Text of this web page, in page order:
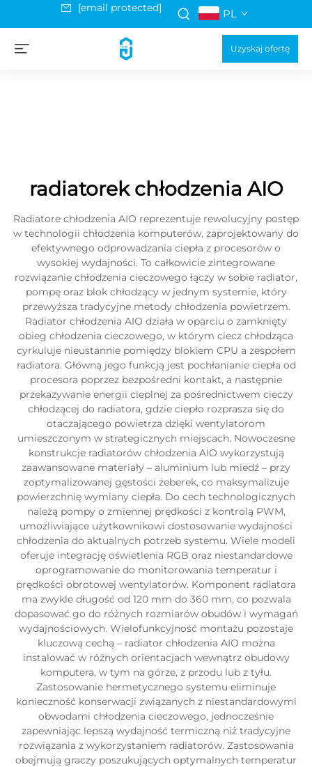
[email protected] PL
Uzyskaj ofertę
radiatorek chłodzenia AIO
Radiatore chłodzenia AIO reprezentuje rewolucyjny postęp
w technologii chłodzenia komputerów, zaprojektowany do
efektywnego odprowadzania ciepła z procesorów o
wysokiej wydajności. To całkowicie zintegrowane
rozwiązanie chłodzenia cieczowego łączy w sobie radiator,
pompę oraz blok chłodzący w jednym systemie, który
przewyższa tradycyjne metody chłodzenia powietrzem.
Radiator chłodzenia AIO działa w oparciu o zamknięty
obieg chłodzenia cieczowego, w którym ciecz chłodząca
cyrkuluje nieustannie pomiędzy blokiem CPU a zespołem
radiatora. Główną jego funkcją jest pochłanianie ciepła od
procesora poprzez bezpośredni kontakt, a następnie
przekazywanie energii cieplnej za pośrednictwem cieczy
chłodzącej do radiatora, gdzie ciepło rozprasza się do
otaczającego powietrza dzięki wentylatorom
umieszczonym w strategicznych miejscach. Nowoczesne
konstrukcje radiatorów chłodzenia AIO wykorzystują
zaawansowane materiały – aluminium lub miedź – przy
zoptymalizowanej gęstości żeberek, co maksymalizuje
powierzchnię wymiany ciepła. Do cech technologicznych
należą pompy o zmiennej prędkości z kontrolą PWM,
umożliwiające użytkownikowi dostosowanie wydajności
chłodzenia do aktualnych potrzeb systemu. Wiele modeli
oferuje integrację oświetlenia RGB oraz niestandardowe
oprogramowanie do monitorowania temperatur i
prędkości obrotowej wentylatorów. Komponent radiatora
ma zwykle długość od 120 mm do 360 mm, co pozwala
dopasować go do różnych rozmiarów obudów i wymagań
wydajnościowych. Wielofunkcyjność montażu pozostaje
kluczową cechą – radiator chłodzenia AIO można
instalować w różnych orientacjach wewnątrz obudowy
komputera, w tym na górze, z przodu lub z tyłu.
Zastosowanie hermetycznego systemu eliminuje
konieczność konserwacji związanych z niestandardowymi
obwodami chłodzenia cieczowego, jednocześnie
zapewniając lepszą wydajność termiczną niż tradycyjne
rozwiązania z wykorzystaniem radiatorów. Zastosowania
obejmują graczy poszukujących optymalnych temperatur